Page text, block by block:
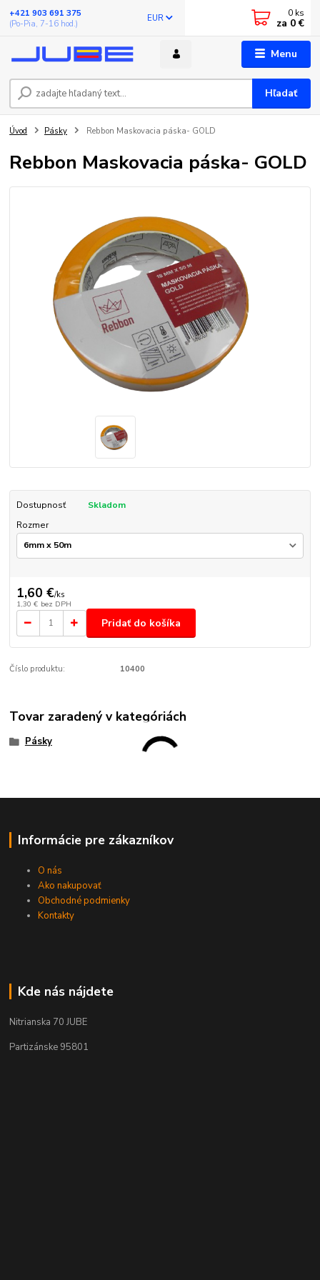
Menu
EUR
Hľadať
+421 903 691 375
(Po-Pia, 7-16 hod.)
0 ks
za 0 €
Úvod Pásky Rebbon Maskovacia páska- GOLD
Rebbon Maskovacia páska- GOLD
Dostupnosť
Skladom
Rozmer
1,60 €/ks
1,30 € bez DPH
Pridať do košíka
Číslo produktu: 10400
Tovar zaradený v kategóriách
Pásky
Informácie pre zákazníkov
O nás
Ako nakupovať
Obchodné podmienky
Kontakty
Kde nás nájdete
Nitrianska 70 JUBE
Partizánske 95801